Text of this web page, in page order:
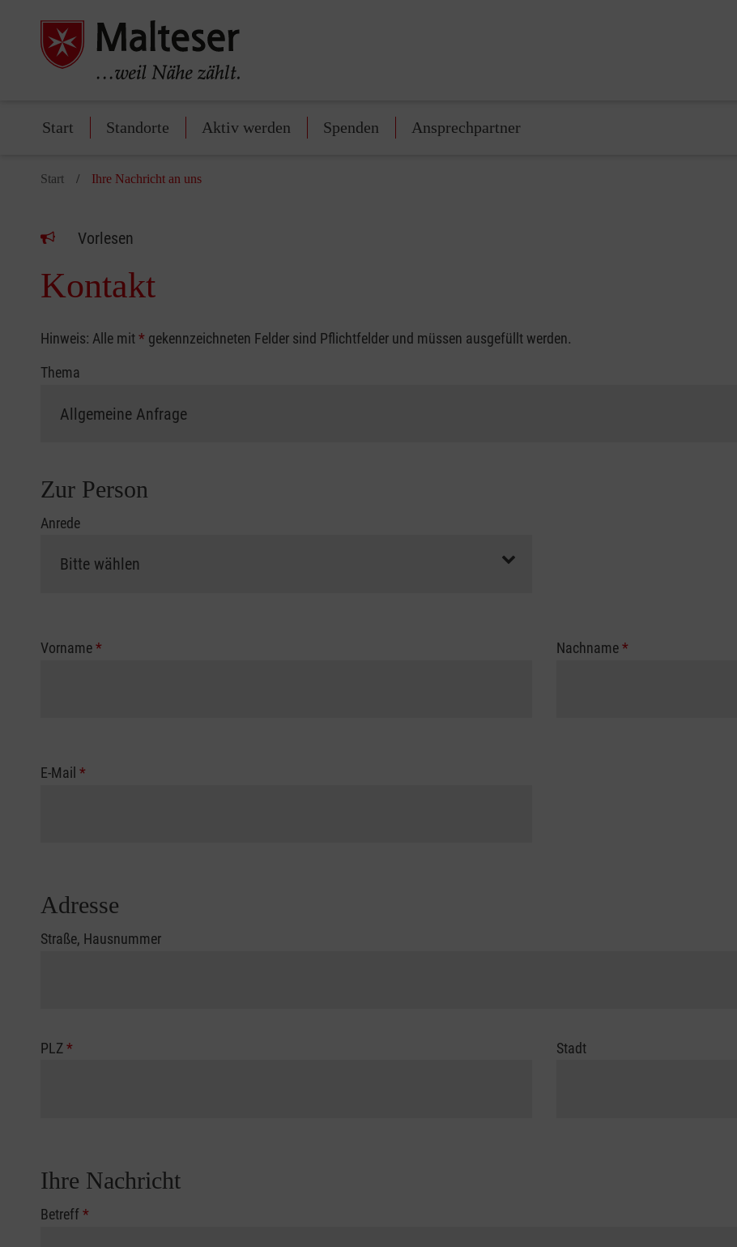
Start Standorte Aktiv werden Spenden Ansprechpartner
Start Ihre Nachricht an uns
Vorlesen
Kontakt
Hinweis: Alle mit* gekennzeichneten Felder sind Pflichtfelder und müssen ausgefüllt werden.
Thema
Zur Person
Anrede
Vorname* Nachname*
E-Mail *
Adresse
Straße, Hausnummer
PLZ* Stadt
Ihre Nachricht
Betreff*